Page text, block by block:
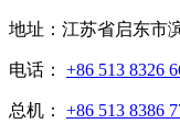
地址：江苏省启东市
电话： +86 513 8326
总机： +86 513 8386